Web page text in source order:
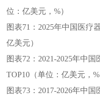
位：亿美元，%）
图表71： 2025年中国医疗
亿美元）
图表72： 2021-2025年中
TOP10（单位：亿美元，%
图表73： 2017-2026年中